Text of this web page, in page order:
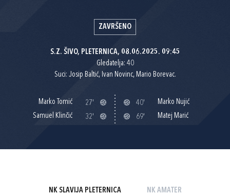
ZAVRŠENO
S.Z. ŠIVO, PLETERNICA, 08.06.2025. 09:45
Gledatelja: 40
Suci: Josip Baltić, Ivan Novinc, Mario Borevac.
Marko Tomić
27'
Samuel Klinčić
32'
40'
Marko Nujić
69'
Matej Marić
NK SLAVIJA PLETERNICA NK AMATER